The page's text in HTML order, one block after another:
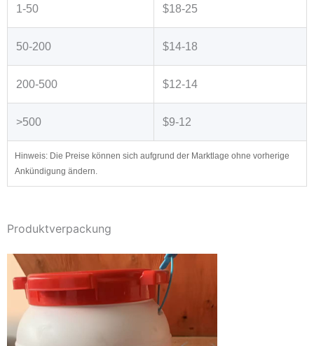
1-50 $18-25
50-200 $14-18
200-500 $12-14
>500 $9-12
Hinweis: Die Preise können sich aufgrund der Marktlage ohne vorherige
Ankündigung ändern.
Produktverpackung